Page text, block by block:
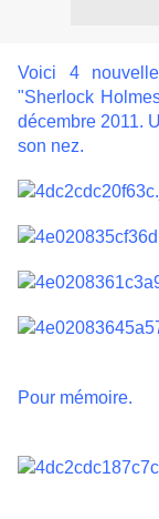
Voici 4
"Sherlock
décembre 2011.
son nez.
Pour mémoire.